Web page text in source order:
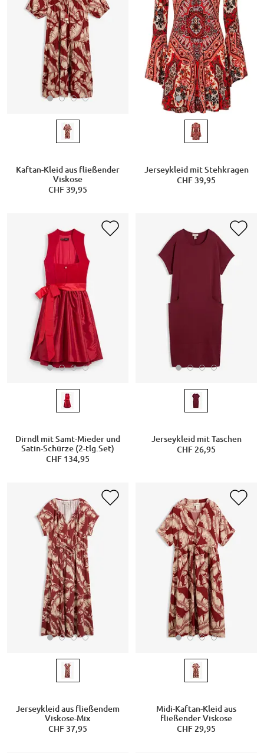
Kaftan-Kleid aus fließender
Viskose
CHF 39,95
Jerseykleid mit Stehkragen
CHF 39,95
Dirndl mit Samt-Mieder und
Satin-Schürze (2-tlg.Set)
CHF 134,95
Jerseykleid mit Taschen
CHF 26,95
Jerseykleid aus fließendem
Viskose-Mix
CHF 37,95
Midi-Kaftan-Kleid aus
fließender Viskose
CHF 29,95